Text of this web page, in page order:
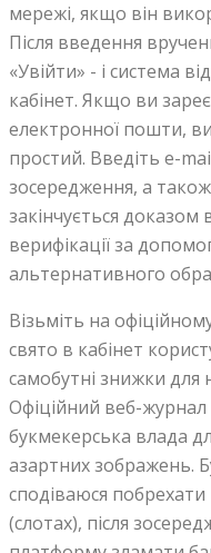
мережі, якщо він
Після введення
«Увійти» - і система
кабінет. Якщо ви
електронної пошти,
простий. Введіть e-
зосередження, а
закінчується доказом
верифікації за
альтернативного
Візьміть на
свято в кабінет
самобутні знижки для
Офіційний веб-журнал
букмекерська влада
азартних зображень.
сподіваюся побрехати
(слотах), після